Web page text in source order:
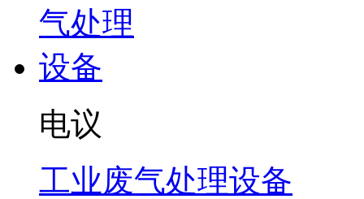
电议
工业废气处理设备